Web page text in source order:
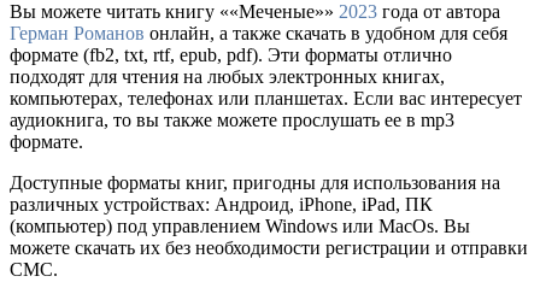
Вы можете читать книгу ««Меченые»» 2023 года от автора
Герман Романов онлайн, а также скачать в удобном для себя
формате (fb2, txt, rtf, epub, pdf). Эти форматы отлично
подходят для чтения на любых электронных книгах,
компьютерах, телефонах или планшетах. Если вас интересует
аудиокнига, то вы также можете прослушать ее в mp3
формате.
Доступные форматы книг, пригодны для использования на
различных устройствах: Андроид, iPhone, iPad, ПК
(компьютер) под управлением Windows или MacOs. Вы
можете скачать их без необходимости регистрации и отправки
СМС.